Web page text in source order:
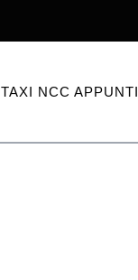
TAXI NCC APPUNTI